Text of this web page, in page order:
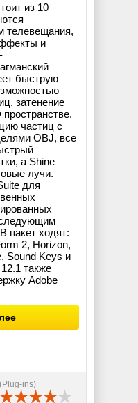
из 10
телевещания,
и
быструю
затенение
частиц с
OBJ, все
а Shine
лучи.
для
пакет ходят:
2, Horizon,
Sound Keys и
также
Adobe
ins)